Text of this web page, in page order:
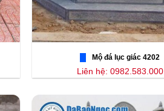
Mộ đá lục giác 4202
Liên hệ: 0982.583.000